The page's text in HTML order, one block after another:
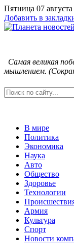
Пятница 07 августа
Добавить в
Самая великая
мышлением.
В мире
Политика
Экономика
Наука
Авто
Общество
Здоровье
Технологии
Армия
Культура
Спорт
Новости